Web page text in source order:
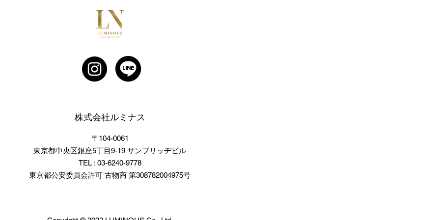
株式会社ルミナス
〒104-0061
東京都中央区銀座5丁目9-19 サンブリッヂビル
TEL :03-6240-9778
東京都公安委員会許可 古物商 第308782004975号